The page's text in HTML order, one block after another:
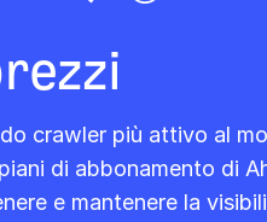
crawler più attivo al
di abbonamento di
e mantenere la